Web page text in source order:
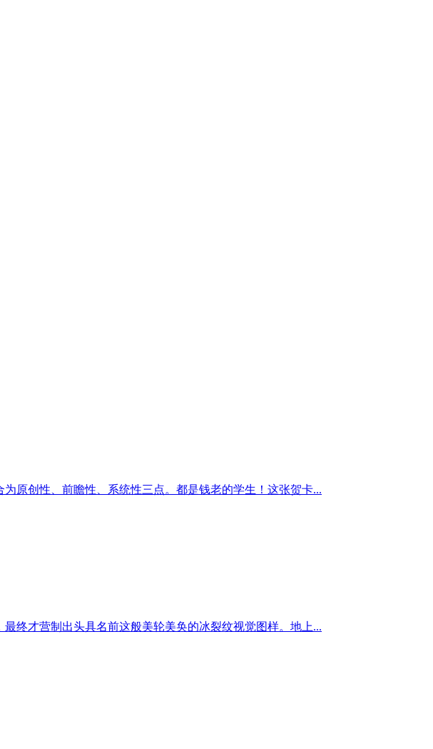
原创性、前瞻性、系统性三点。都是钱老的学生！这张贺卡...
终才营制出头具名前这般美轮美奂的冰裂纹视觉图样。地上...